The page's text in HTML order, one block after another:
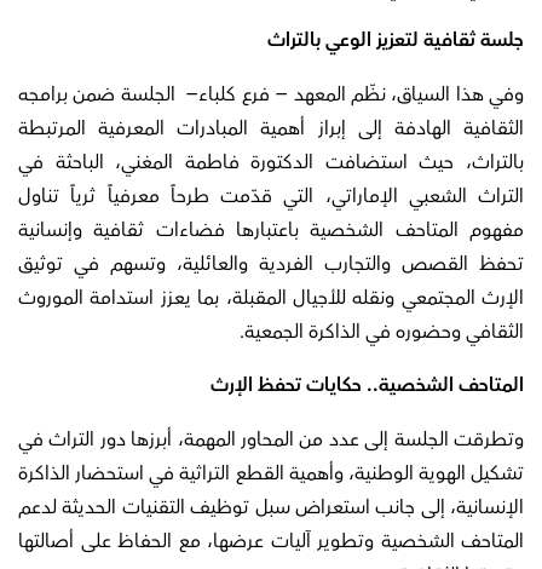
جلسة ثقافية لتعزيز الوعي بالتراث
وفي هذا السياق، نظّم المعهد – فرع كلباء– الجلسة ضمن برامجه
الثقافية الهادفة إلى إبراز أهمية المبادرات المعرفية المرتبطة
بالتراث، حيث استضافت الدكتورة فاطمة المغني، الباحثة في
التراث الشعبي الإماراتي، التي قدّمت طرحاً معرفياً ثرياً تناول
مفهوم المتاحف الشخصية باعتبارها فضاءات ثقافية وإنسانية
تحفظ القصص والتجارب الفردية والعائلية، وتسهم في توثيق
الإرث المجتمعي ونقله للأجيال المقبلة، بما يعزز استدامة الموروث
الثقافي وحضوره في الذاكرة الجمعية.
المتاحف الشخصية.. حكايات تحفظ الإرث
وتطرقت الجلسة إلى عدد من المحاور المهمة، أبرزها دور التراث في
تشكيل الهوية الوطنية، وأهمية القطع التراثية في استحضار الذاكرة
الإنسانية، إلى جانب استعراض سبل توظيف التقنيات الحديثة لدعم
المتاحف الشخصية وتطوير آليات عرضها، مع الحفاظ على أصالتها